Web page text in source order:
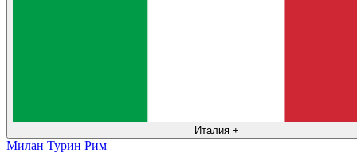
Италия +
Милан Турин Рим